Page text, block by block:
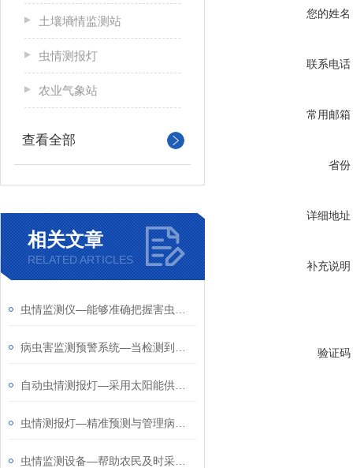
土壤墒情监测站
虫情测报灯
农业气象站
查看全部
相关文章
RELATED ARTICLES
您的姓名
联系电话
常用邮箱
省份
详细地址
补充说明
验证码